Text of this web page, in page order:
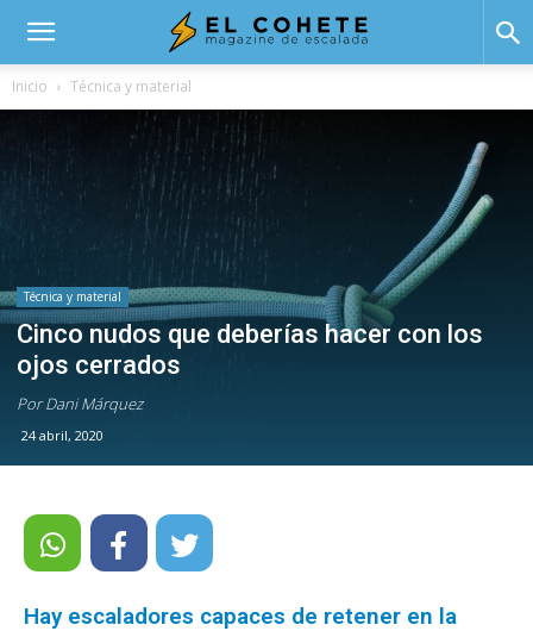
Cohete
Inicio Técnica y material
Técnica y material
Cinco nudos que deberías hacer con los
ojos cerrados
Por Dani Márquez
24 abril, 2020
Hay escaladores capaces de retener en la